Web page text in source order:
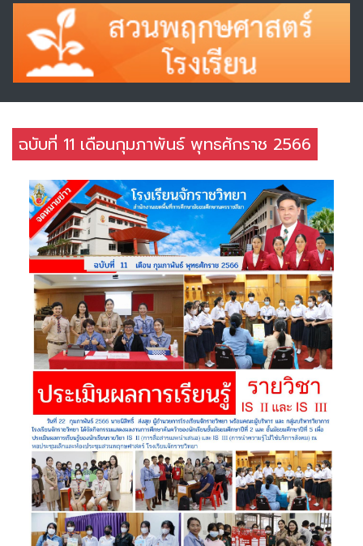
ฉบับที่ 11 เดือนกุมภาพันธ์ พุทธศักราช 2566